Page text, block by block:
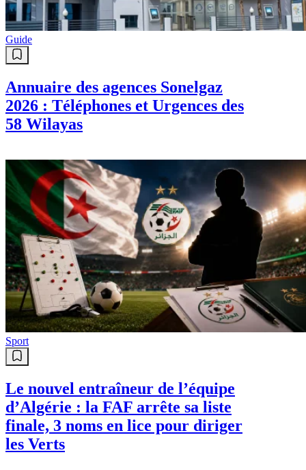
Guide
Annuaire des agences Sonelgaz
2026 : Téléphones et Urgences des
58 Wilayas
Sport
Le nouvel entraîneur de l’équipe
d’Algérie : la FAF arrête sa liste
finale, 3 noms en lice pour diriger
les Verts